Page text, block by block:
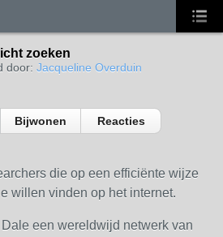
zoeken
door: Jacqueline Overduin
Bijwonen Reacties
die op een efficiënte wijze
willen vinden op het internet.
Dale een wereldwijd netwerk van